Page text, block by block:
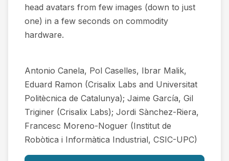
head avatars from few images (down to just
one) in a few seconds on commodity
hardware.
Antonio Canela, Pol Caselles, Ibrar Malik,
Eduard Ramon (Crisalix Labs and Universitat
Politècnica de Catalunya); Jaime García, Gil
Triginer (Crisalix Labs); Jordi Sànchez-Riera,
Francesc Moreno-Noguer (Institut de
Robòtica i Informàtica Industrial, CSIC-UPC)